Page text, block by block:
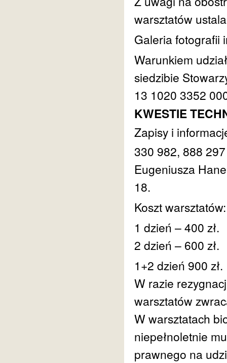
warsztatów
Galeria fotografii
Warunkiem
siedzibie
13 1020 3352
KWESTIE
Zapisy i
330 982, 888
Eugeniusza
18.
Koszt warsztatów:
1 dzień – 400 zł.
2 dzień – 600 zł.
1+2 dzień 900 zł.
W razie
warsztatów
W warsztatach
niepełnoletnie
prawnego na